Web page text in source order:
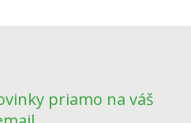
priamo na váš